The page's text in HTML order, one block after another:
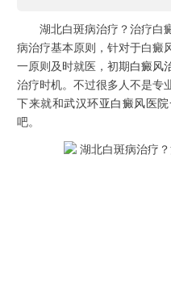
湖北白斑病治疗？治疗白
病治疗基本原则，针对于白癜
一原则及时就医，初期 白癜风
治疗时机。不过很多人不是专
下来就和武汉环亚白癜风医院
吧。